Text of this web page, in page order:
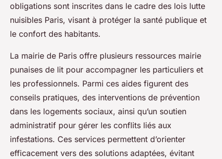
obligations sont inscrites dans le cadre des lois lutte
nuisibles Paris, visant à protéger la santé publique et
le confort des habitants.
La mairie de Paris offre plusieurs ressources mairie
punaises de lit pour accompagner les particuliers et
les professionnels. Parmi ces aides figurent des
conseils pratiques, des interventions de prévention
dans les logements sociaux, ainsi qu’un soutien
administratif pour gérer les conflits liés aux
infestations. Ces services permettent d’orienter
efficacement vers des solutions adaptées, évitant